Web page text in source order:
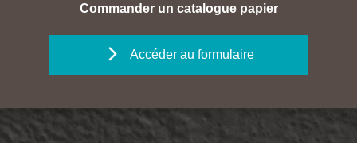
Commander un catalogue papier
Accéder au formulaire